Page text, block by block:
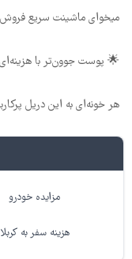
میخوای ماشینت سریع فروش
🌟 پوست جوون‌تر با
هر خونه‌ای به این دریل
مزایده خودرو
هزینه سفر به کربلا